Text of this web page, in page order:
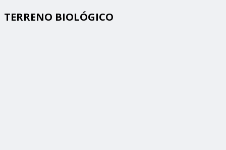
TERRENO BIOLÓGICO